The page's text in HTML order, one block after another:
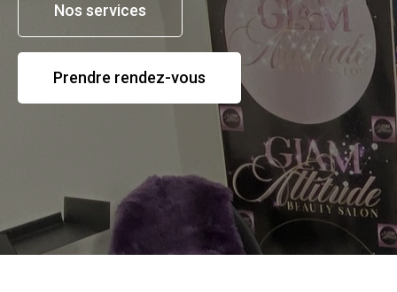
Nos services
Prendre rendez-vous